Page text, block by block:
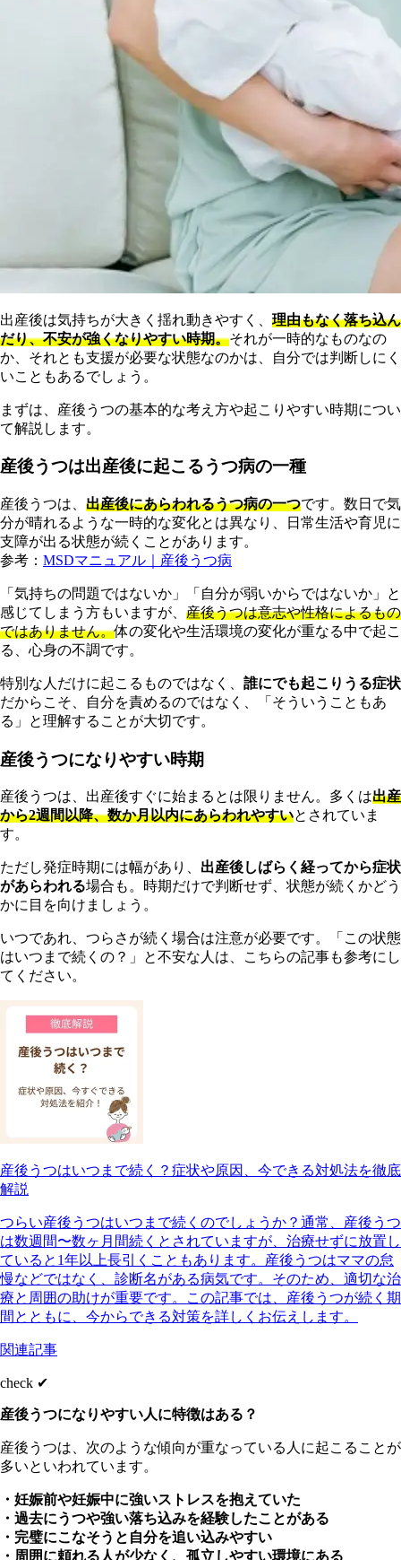
出産後は気持ちが大きく揺れ動きやすく、 理由もなく落ち込ん
だり、不安が強くなりやすい時期。それが一時的なものなの
か、それとも支援が必要な状態なのかは、自分では判断しにく
いこともあるでしょう。
まずは、産後うつの基本的な考え方や起こりやすい時期につい
て解説します。
産後うつは出産後に起こるうつ病の一種
産後うつは、 出産後にあらわれるうつ病の一つです。数日で気
分が晴れるような一時的な変化とは異なり、日常生活や育児に
支障が出る状態が続くことがあります。
参考： MSDマニュアル｜産後うつ病
「気持ちの問題ではないか」「自分が弱いからではないか」と
感じてしまう方もいますが、 産後うつは意志や性格によるもの
ではありません。体の変化や生活環境の変化が重なる中で起こ
る、心身の不調です。
特別な人だけに起こるものではなく、 誰にでも起こりうる症状
だからこそ、自分を責めるのではなく、「そういうこともあ
る」と理解することが大切です。
産後うつになりやすい時期
産後うつは、出産後すぐに始まるとは限りません。多くは出産
から2週間以降、数か月以内にあらわれやすいとされていま
す。
ただし発症時期には幅があり、 出産後しばらく経ってから症状
があらわれる場合も。時期だけで判断せず、状態が続くかどう
かに目を向けましょう。
いつであれ、つらさが続く場合は注意が必要です。「この状態
はいつまで続くの？」と不安な人は、こちらの記事も参考にし
てください。
産後うつはいつまで続く？症状や原因、今できる対処法を徹底
解説
つらい産後うつはいつまで続くのでしょうか？通常、産後うつ
は数週間〜数ヶ月間続くとされていますが、治療せずに放置し
ていると1年以上長引くこともあります。産後うつはママの怠
慢などではなく、診断名がある病気です。そのため、適切な治
療と周囲の助けが重要です。この記事では、産後うつが続く期
間とともに、今からできる対策を詳しくお伝えします。
関連記事
check ✔︎
産後うつになりやすい人に特徴はある？
産後うつは、次のような傾向が重なっている人に起こることが
多いといわれています。
・妊娠前や妊娠中に強いストレスを抱えていた
・過去にうつや強い落ち込みを経験したことがある
・完璧にこなそうと自分を追い込みやすい
・周囲に頼れる人が少なく、孤立しやすい環境にある